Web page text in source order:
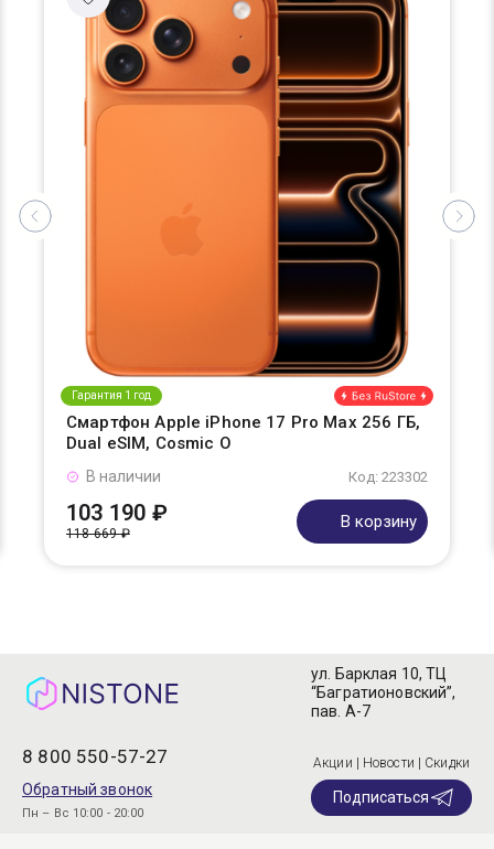
Гарантия 1 год
Смартфон Apple iPhone 17 Pro Max 256 ГБ,
Dual eSIM, Cosmic O
Код: 223302
В наличии
103 190 ₽
118 669 ₽
В корзину
8 800 550-57-27
Обратный звонок
Пн – Вс 10:00 - 20:00
ул. Барклая 10, ТЦ
“Багратионовский”,
пав. А-7
Акции | Новости | Скидки
Подписаться